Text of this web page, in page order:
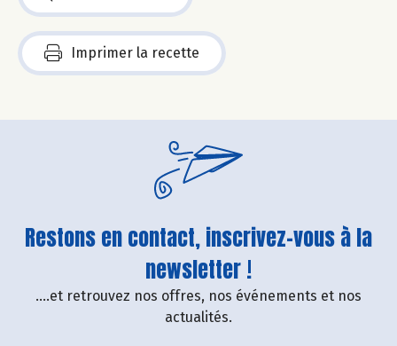
Imprimer la recette
Restons en contact, inscrivez-vous à la
newsletter !
....et retrouvez nos offres, nos événements et nos
actualités.